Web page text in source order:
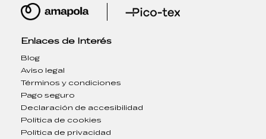
Enlaces de Interés
Blog
Aviso legal
Términos y condiciones
Pago seguro
Declaración de accesibilidad
Política de cookies
Política de privacidad